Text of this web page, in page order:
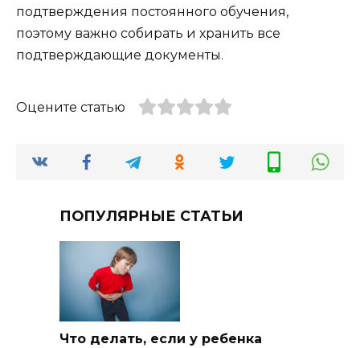
подтверждения постоянного обучения,
поэтому важно собирать и хранить все
подтверждающие документы.
Оцените статью
ПОПУЛЯРНЫЕ СТАТЬИ
Что делать, если у ребенка